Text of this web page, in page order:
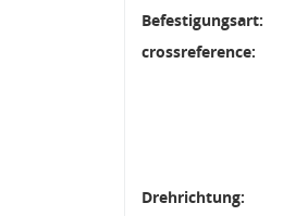
Befestigungsart:
crossreference:
Drehrichtung: